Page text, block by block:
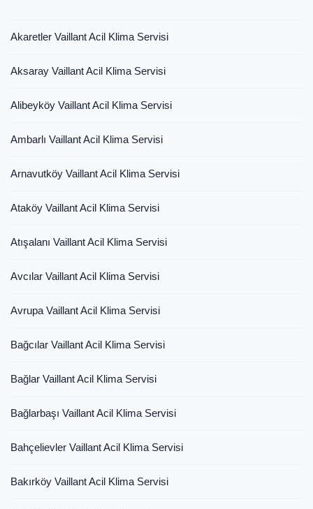
Akaretler Vaillant Acil Klima Servisi
Aksaray Vaillant Acil Klima Servisi
Alibeyköy Vaillant Acil Klima Servisi
Ambarlı Vaillant Acil Klima Servisi
Arnavutköy Vaillant Acil Klima Servisi
Ataköy Vaillant Acil Klima Servisi
Atışalanı Vaillant Acil Klima Servisi
Avcılar Vaillant Acil Klima Servisi
Avrupa Vaillant Acil Klima Servisi
Bağcılar Vaillant Acil Klima Servisi
Bağlar Vaillant Acil Klima Servisi
Bağlarbaşı Vaillant Acil Klima Servisi
Bahçelievler Vaillant Acil Klima Servisi
Bakırköy Vaillant Acil Klima Servisi